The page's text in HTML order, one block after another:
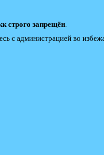
строго запрещён
с администрацией во